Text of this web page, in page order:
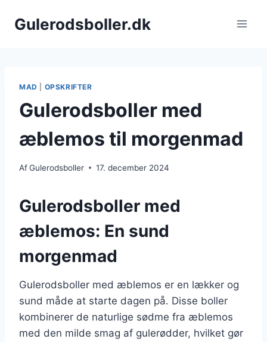
Gulerodsboller.dk
MAD OPSKRIFTER
Gulerodsboller med
æblemos til morgenmad
AfGulerodsboller 17. december 2024
Gulerodsboller med
æblemos: En sund
morgenmad
Gulerodsboller med æblemos er en lækker og
sund måde at starte dagen på. Disse boller
kombinerer de naturlige sødme fra æblemos
med den milde smag af gulerødder, hvilket gør